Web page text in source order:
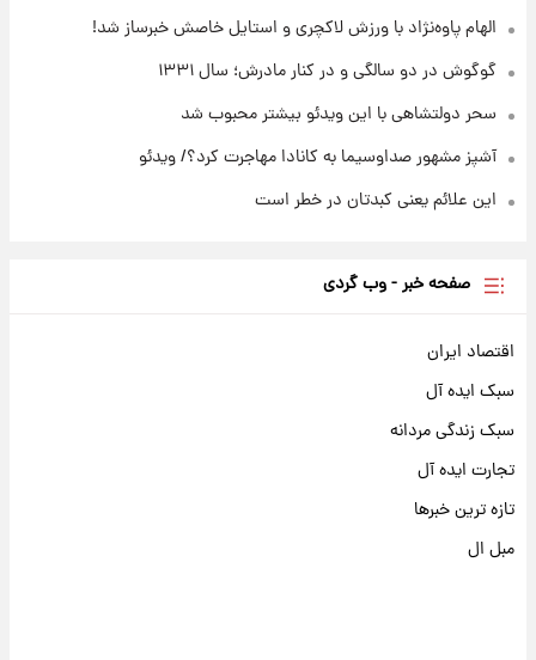
الهام پاوه‌نژاد با ورزش لاکچری و استایل خاصش خبرساز شد!
گوگوش در دو سالگی و در کنار مادرش؛ سال ۱۳۳۱
سحر دولتشاهی با این ویدئو بیشتر محبوب شد
آشپز مشهور صداوسیما به کانادا مهاجرت کرد؟/ ویدئو
این علائم یعنی کبدتان در خطر است
صفحه خبر - وب گردی
اقتصاد ایران
سبک ایده آل
سبک زندگی مردانه
تجارت ایده آل
تازه ترین خبرها
مبل ال